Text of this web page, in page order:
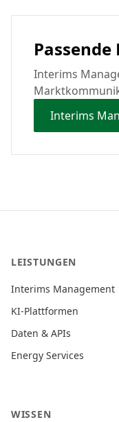
Interims
Interims
LEISTUNGEN
Interims Management
KI-Plattformen
Daten & APIs
Energy Services
WISSEN